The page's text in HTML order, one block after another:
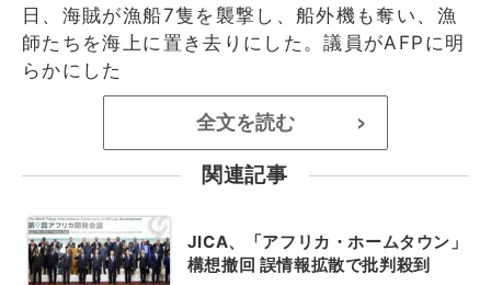
日、海賊が漁船7隻を襲撃し、船外機も奪い、漁
師たちを海上に置き去りにした。議員がAFPに明
らかにした
全文を読む >
関連記事
JICA、「アフリカ・ホームタウン」
構想撤回 誤情報拡散で批判殺到